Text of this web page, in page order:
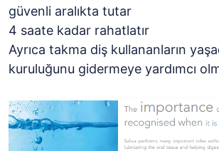
güvenli aralıkta tutar
4 saate kadar rahatlatır
Ayrıca takma diş kullananların
kuruluğunu gidermeye yardımcı